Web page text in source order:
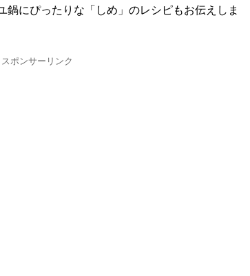
鍋にぴったりな「しめ」のレシピもお伝えしま
スポンサーリンク